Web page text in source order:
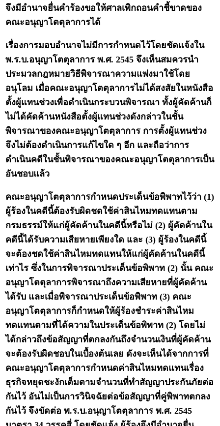
จึงมีอำนาจยื่นคำร้องขอให้ศาลเพิกถอนคำชี้ขาดของ
คณะอนุญาโตตุลาการได้
เรื่องการมอบอำนาจไม่มีการกำหนดไว้โดยชัดแจ้งใน
พ.ร.บ.อนุญาโตตุลาการ พ.ศ. 2545 จึงเห็นสมควรนำ
ประมวลกฎหมายวิธีพิจารณาความแพ่งมาใช้โดย
อนุโลม เมื่อคณะอนุญาโตตุลาการไม่ได้สงสัยในหนังสือ
ตั้งผู้แทนช่วงเพื่อดำเนินกระบวนพิจารณา ทั้งผู้คัดค้านก็
ไม่ได้คัดค้านหนังสือตั้งผู้แทนช่วงดังกล่าวในชั้น
พิจารณาของคณะอนุญาโตตุลาการ การตั้งผู้แทนช่วง
จึงไม่ต้องดำเนินการแก้ไขใด ๆ อีก และถือว่าการ
ดำเนินคดีในชั้นพิจารณาของคณะอนุญาโตตุลาการเป็น
อันชอบแล้ว
คณะอนุญาโตตุลาการกำหนดประเด็นข้อพิพาทไว้ว่า (1)
ผู้ร้องในคดีนี้ต้องรับผิดชดใช้ค่าสินไหมทดแทนตาม
กรมธรรม์ให้แก่ผู้คัดค้านในคดีนี้หรือไม่ (2) ผู้คัดค้านใน
คดีนี้ได้รับความเสียหายเพียงใด และ (3) ผู้ร้องในคดีนี้
จะต้องชดใช้ค่าสินไหมทดแทนให้แก่ผู้คัดค้านในคดีนี้
เท่าไร ซึ่งในการพิจารณาประเด็นข้อพิพาท (2) นั้น คณะ
อนุญาโตตุลาการพิจารณาถึงความเสียหายที่ผู้คัดค้าน
ได้รับ และเมื่อพิจารณาประเด็นข้อพิพาท (3) คณะ
อนุญาโตตุลาการก็กำหนดให้ผู้ร้องชำระค่าสินไหม
ทดแทนตามที่ได้ความในประเด็นข้อพิพาท (2) โดยไม่
ได้กล่าวถึงข้อสัญญาที่ตกลงกันถึงจำนวนเงินที่ผู้คัดค้าน
จะต้องรับผิดชอบในเบื้องต้นเลย ดังจะเห็นได้จากการที่
คณะอนุญาโตตุลาการกำหนดค่าสินไหมทดแทนเรื่อง
ธุรกิจหยุดชะงักเต็มตามจำนวนที่ทำสัญญาประกันภัยต่อ
กันไว้ อันไม่เป็นการวินิจฉัยต่อข้อสัญญาที่คู่พิพาทตกลง
กันไว้ จึงขัดต่อ พ.ร.บ.อนุญาโตตุลาการ พ.ศ. 2545